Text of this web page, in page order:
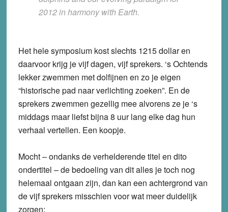
2012 in harmony with Earth.
Het hele symposium kost slechts 1215 dollar en
daarvoor krijg je vijf dagen, vijf sprekers. ‘s Ochtends
lekker zwemmen met dolfijnen en zo je eigen
“historische pad naar verlichting zoeken”. En de
sprekers zwemmen gezellig mee alvorens ze je ‘s
middags maar liefst bijna 8 uur lang elke dag hun
verhaal vertellen. Een koopje.
Mocht – ondanks de verhelderende titel en dito
ondertitel – de bedoeling van dit alles je toch nog
helemaal ontgaan zijn, dan kan een achtergrond van
de vijf sprekers misschien voor wat meer duidelijk
zorgen: